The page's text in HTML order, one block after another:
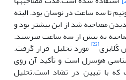
تا سه ساعت در نوسان بود. البته
مصاحبه شد از این بیشتر بود و
به بیش از سه ساعت می­رسید.
کُلایزی[22]
مورد تحلیل قرار گرفت.
هوسرل است و تأکید آن روی
با تبیین در تضاد است.تحلیل